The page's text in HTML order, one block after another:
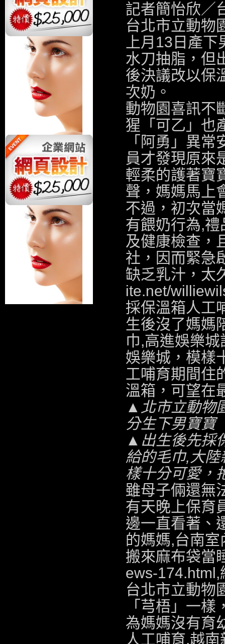
記者簡怡欣／
台北市立動物
上月13日產
水刀抽脂 ，但
後決議改以保
次奶。
動物園喜訊不
猩「可乙」也
「阿勇」異
員才發現原來
輕柔的護著寶
聲，媽媽馬上
不過，初次當
有餵奶行為,禮
及健康檢查，
社 ，因而緊
缺乏乳汁，太
ite.net/
採保溫箱人工
生後沒了媽媽
巾,高進娛樂城
娛樂城 ，模樣
工哺育期間住
溫箱，可望在
▲北市立動物
分生下男寶寶
▲出生後先採
給的毛巾, 大陸
樣十分可愛，
雖母子倆還無
有天晚上保育
邊一直看著、
的媽媽,台南室
搬來麻布袋當
ews-174.html,
台北市立動物
「芎梧」一
為媽媽沒有育
人工哺育,越南